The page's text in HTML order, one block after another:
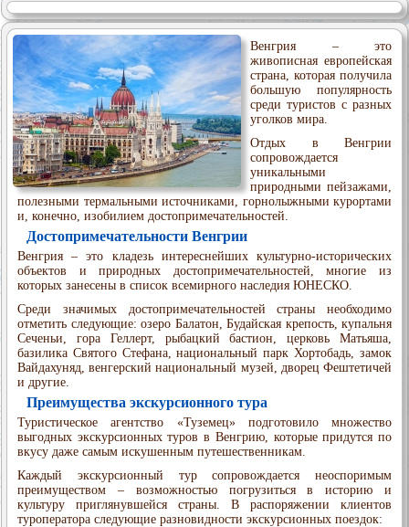
Венгрия – это
живописная европейская
страна, которая получила
большую популярность
среди туристов с разных
уголков мира.
Отдых в Венгрии
сопровождается
уникальными
природными пейзажами,
полезными термальными источниками, горнолыжными курортами
и, конечно, изобилием достопримечательностей.
Достопримечательности Венгрии
Венгрия – это кладезь интереснейших культурно-исторических
объектов и природных достопримечательностей, многие из
которых занесены в список всемирного наследия ЮНЕСКО.
Среди значимых достопримечательностей страны необходимо
отметить следующие: озеро Балатон, Будайская крепость, купальня
Сеченьи, гора Геллерт, рыбацкий бастион, церковь Матьяша,
базилика Святого Стефана, национальный парк Хортобадь, замок
Вайдахуняд, венгерский национальный музей, дворец Фештетичей
и другие.
Преимущества экскурсионного тура
Туристическое агентство «Туземец» подготовило множество
выгодных экскурсионных туров в Венгрию, которые придутся по
вкусу даже самым искушенным путешественникам.
Каждый экскурсионный тур сопровождается неоспоримым
преимуществом – возможностью погрузиться в историю и
культуру приглянувшейся страны. В распоряжении клиентов
туроператора следующие разновидности экскурсионных поездок: